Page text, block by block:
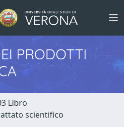
PRODOTTI
Libro
scientifico